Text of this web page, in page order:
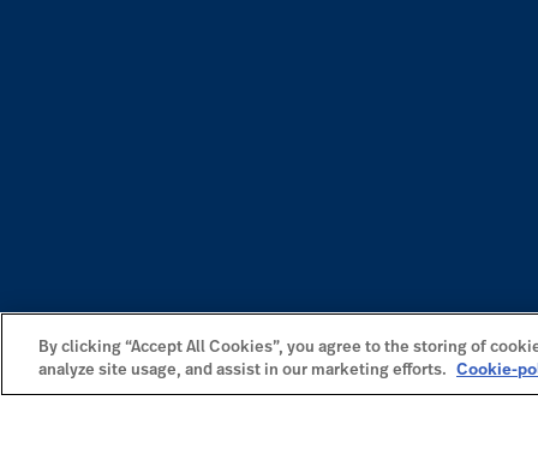
By clicking “Accept All Cookies”, you agree to the storing of
analyze site usage, and assist in our marketing efforts.
Cookie-